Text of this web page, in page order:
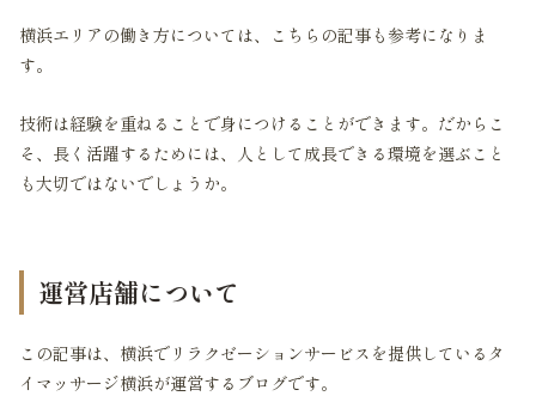
横浜エリアの働き方については、こちらの記事も参考になりま
す。
技術は経験を重ねることで身につけることができます。だからこ
そ、長く活躍するためには、人として成長できる環境を選ぶこと
も大切ではないでしょうか。
運営店舗について
この記事は、横浜でリラクゼーションサービスを提供しているタ
イマッサージ横浜が運営するブログです。